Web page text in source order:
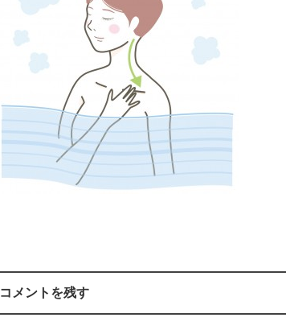
コメントを残す